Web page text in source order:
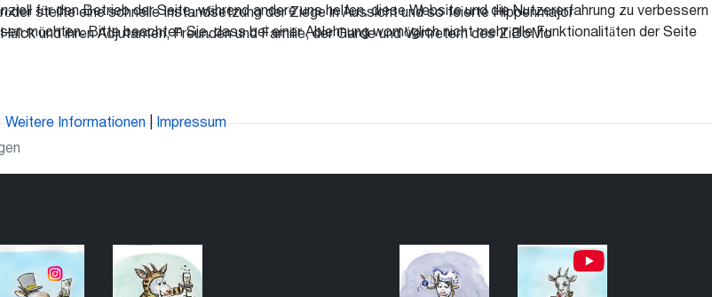
stellte eine schnelle Instandsetzung der Ziege in Aussicht und so feierte Hippenmajor
und ihren Adjutanten, Freunden und Familie, der Garde und Vertretern des ZiBoMo
für den Betrieb der Seite, während andere uns helfen, diese Website und die Nutzererfahrung zu verbessern
möchten. Bitte beachten Sie, dass bei einer Ablehnung womöglich nicht mehr alle Funktionalitäten der Seite
Weitere Informationen| Impressum